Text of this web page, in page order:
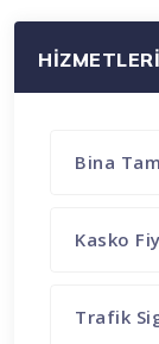
Bina
Kasko
Trafik